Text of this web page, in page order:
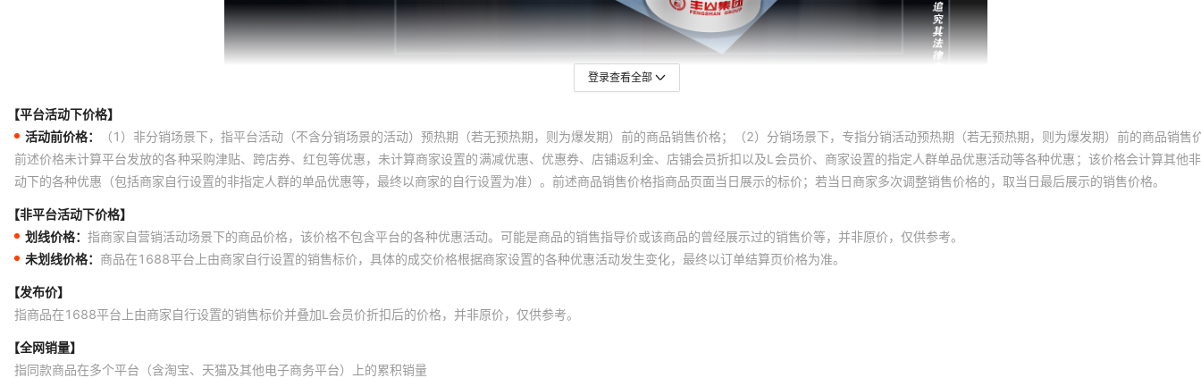
登录查看全部
【平台活动下价格】
活动前价格：
（1）非分销场景下，指平台活动（不含分销场景的活动）预热期（若无预热期，则为爆发期）前的商品销售价格；（2）分销场景下，专指分销活动预热期（若无预热期，则为爆发期）前的商品销售
前述价格未计算平台发放的各种采购津贴、跨店券、红包等优惠，未计算商家设置的满减优惠、优惠券、店铺返利金、店铺会员折扣以及L会员价、商家设置的指定人群单品优惠活动等各种优惠；该价格会计算其他
动下的各种优惠（包括商家自行设置的非指定人群的单品优惠等，最终以商家的自行设置为准）。前述商品销售价格指商品页面当日展示的标价；若当日商家多次调整销售价格的，取当日最后展示的销售价格。
【非平台活动下价格】
划线价格： 指商家自营销活动场景下的商品价格，该价格不包含平台的各种优惠活动。可能是商品的销售指导价或该商品的曾经展示过的销售价等，并非原价，仅供参考。
未划线价格： 商品在1688平台上由商家自行设置的销售标价，具体的成交价格根据商家设置的各种优惠活动发生变化，最终以订单结算页价格为准。
【发布价】
指商品在1688平台上由商家自行设置的销售标价并叠加L会员价折扣后的价格，并非原价，仅供参考。
【全网销量】
指同款商品在多个平台（含淘宝、天猫及其他电子商务平台）上的累积销量